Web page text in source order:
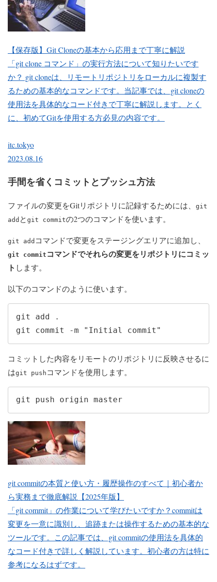
【保存版】Git Cloneの基本から応用まで丁寧に解説
「git clone コマンド」の実行方法について知りたいです
か？ git cloneは、リモートリポジトリをローカルに複製す
るための基本的なコマンドです。当記事では、git cloneの
使用法を具体的なコード付きで丁寧に解説します。とく
に、初めてGitを使用する方必見の内容です。
itc.tokyo
2023.08.16
手間を省くコミットとプッシュ方法
ファイルの変更をGitリポジトリに記録するためには、
git
add と git commitの2つのコマンドを使います。
git add コマンドで変更をステージングエリアに追加し、
git commit コマンドでそれらの変更をリポジトリにコミッ
ト します。
以下のコマンドのように使います。
git add .
git commit -m "Initial commit"
コミットした内容をリモートのリポジトリに反映させるに
はgit push コマンドを使用します。
git push origin master
git commitの本質と使い方・履歴操作のすべて｜初心者か
ら実務まで徹底解説【2025年版】
「git commit」の作業について学びたいですか？commitは
変更を一意に識別し、追跡または操作するための基本的な
ツールです。この記事では、git commitの使用法を具体的
なコード付きで詳しく解説しています。初心者の方は特に
参考になるはずです。